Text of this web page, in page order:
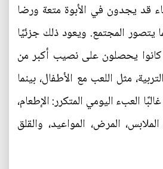
قد يجدون في الأبوة متعة ورضا
يتصور المجتمع. ويعود ذلك جزئيًا
كانوا يحصلون على نصيب أكبر من
مثل اللعب مع الأطفال، بينما
العبء اليومي المتكرر: الإطعام،
المرض، المواعيد، والقلق